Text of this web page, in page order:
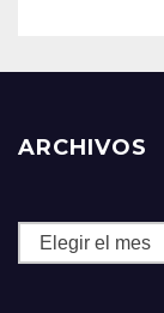
ARCHIVOS
Archivos